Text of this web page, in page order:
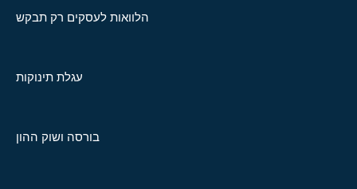
הלוואות לעסקים רק תבקש
עגלת תינוקות
בורסה ושוק ההון